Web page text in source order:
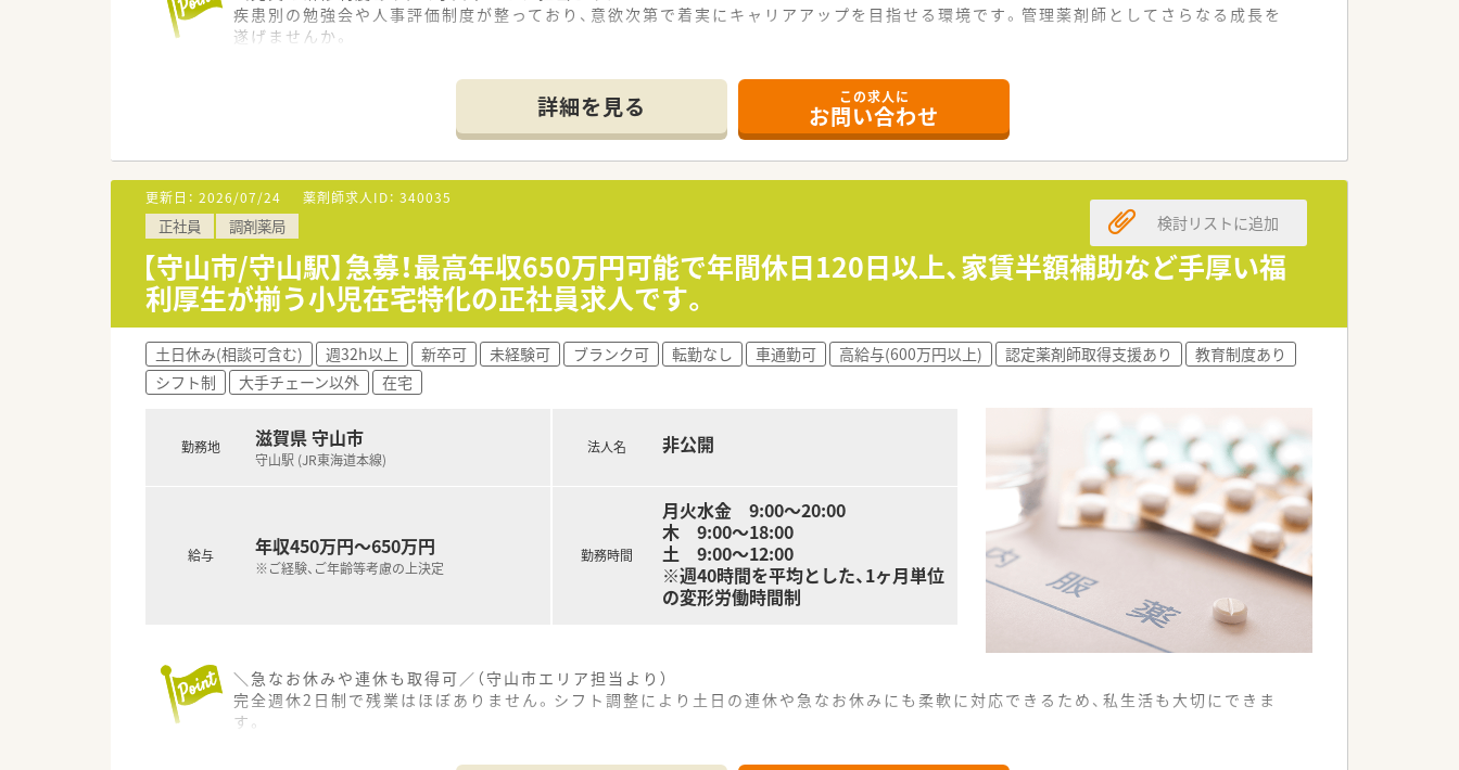
疾患別の勉強会や人事評価制度が整っており、意欲次第で着実にキャリアアップを目指せる環境です。管理薬剤師としてさらなる成長を
遂げませんか。
■JR東海道本線の守山駅から車で10分ほどの場所に位置しており、通勤には自家用車を利用することが可能な環境です。
■処方箋は小児科をメインに1日平均20枚ほど応需しており、一人ひとりの患者様と丁寧に向き合うことが可能です。
■薬剤師1名体制の小規模な店舗ですが、近隣クリニックとの関係も良好で、落ち着いた環境で業務に取り組めます。
【募集背景と求める人物像について】
■管理薬剤師候補として即戦力となる方を急募しており、早期に入社が可能な方は特に優先して選考を進めています。
■調剤の実務経験がある方を求めており、特に管理職として店舗運営に意欲的に取り組んでいただける方を歓迎します。
■患者様とのコミュニケーションを大切にし、地域に根ざした健康相談の窓口として活躍したい方に最適な職場です。
【法人特徴について】
■大阪府に本社を置く大手チェーンであり、近年は調剤併設型店舗や病院門前への出店を加速させ成長を続けています。
■処方箋入力のセンター化など、ITシステムを活用した業務効率化を推進し、薬剤師が対人業務に専念できる環境です。
■調剤売上の比率向上を目指す経営方針を掲げており、薬剤師の専門性を発揮できる場を積極的に拡大している企業です。
詳細を見る この求人に
お問い合わせ
更新日： 2026/07/24 薬剤師求人ID： 340035
正社員 調剤薬局
【守山市/守山駅】急募！最高年収650万円可能で年間休日120日以上、家賃半額補助など手厚い福
利厚生が揃う小児在宅特化の正社員求人です。
検討リストに追加
土日休み(相談可含む) 週32h以上 新卒可 未経験可 ブランク可 転勤なし 車通勤可 高給与(600万円以上) 認定薬剤師取得支援あり
教育制度あり
シフト制
大手チェーン以外 在宅
勤務地 滋賀県 守山市
守山駅 (JR東海道本線)
給与 年収450万円～650万円
※ご経験、ご年齢等考慮の上決定
法人名 非公開
勤務時間
月火水金 9:00〜20:00
木 9:00〜18:00
土 9:00〜12:00
※週40時間を平均とした、1ヶ月単位
の変形労働時間制
＼急なお休みや連休も取得可／（守山市エリア担当より）
完全週休2日制で残業はほぼありません。シフト調整により土日の連休や急なお休みにも柔軟に対応できるため、私生活も大切にできま
す。